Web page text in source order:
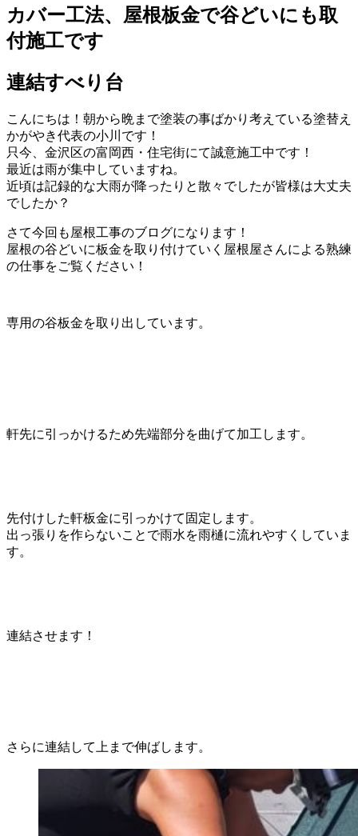
カバー工法、屋根板金で谷どいにも取
付施工です
連結すべり台
こんにちは！朝から晩まで塗装の事ばかり考えている塗替え
かがやき代表の小川です！
只今、金沢区の富岡西・住宅街にて誠意施工中です！
最近は雨が集中していますね。
近頃は記録的な大雨が降ったりと散々でしたが皆様は大丈夫
でしたか？
さて今回も屋根工事のブログになります！
屋根の谷どいに板金を取り付けていく屋根屋さんによる熟練
の仕事をご覧ください！
専用の谷板金を取り出しています。
軒先に引っかけるため先端部分を曲げて加工します。
先付けした軒板金に引っかけて固定します。
出っ張りを作らないことで雨水を雨樋に流れやすくしていま
す。
連結させます！
さらに連結して上まで伸ばします。